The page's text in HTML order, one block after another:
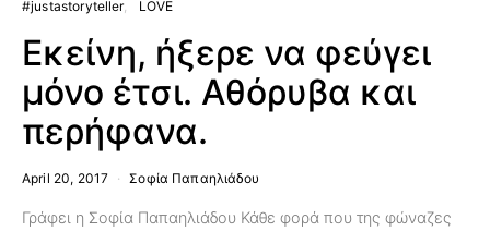
#justastoryteller LOVE
Εκείνη, ήξερε να φεύγει
μόνο έτσι. Αθόρυβα και
περήφανα.
April 20, 2017 Σοφία Παπαηλιάδου
Γράφει η Σοφία Παπαηλιάδου Κάθε φορά που της φώναζες